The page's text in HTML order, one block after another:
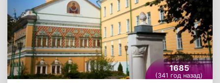
годендагами и палицами.
1685
(341 год назад)